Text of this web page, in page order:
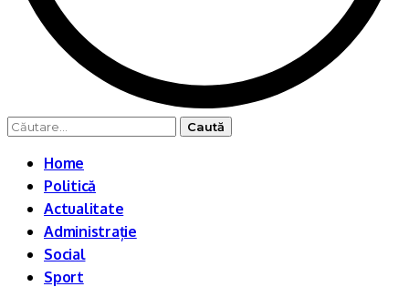
Caută
Home
Politică
Actualitate
Administrație
Social
Sport